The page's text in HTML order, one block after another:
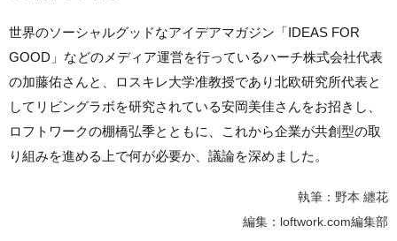
世界のソーシャルグッドなアイデアマガジン「IDEAS FOR
GOOD」などのメディア運営を行っているハーチ株式会社代表
の加藤佑さんと、ロスキレ大学准教授であり北欧研究所代表と
してリビングラボを研究されている安岡美佳さんをお招きし、
ロフトワークの棚橋弘季とともに、これから企業が共創型の取
り組みを進める上で何が必要か、議論を深めました。
執筆：野本 纏花
編集：loftwork.com編集部